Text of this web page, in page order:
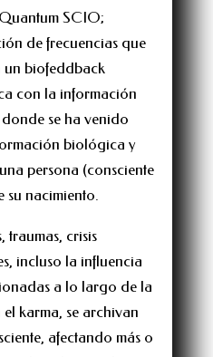
SCIO;
de frecuencias que
un biofeddback
con la información
se ha venido
biológica y
persona (consciente
su nacimiento.
traumas, crisis
incluso la influencia
a lo largo de la
karma, se archivan
afectando más o